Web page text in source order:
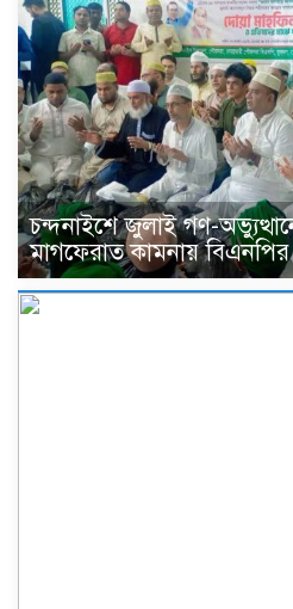
চন্দনাইশে জুলাই গণ-
মাগফেরাত কামনায়